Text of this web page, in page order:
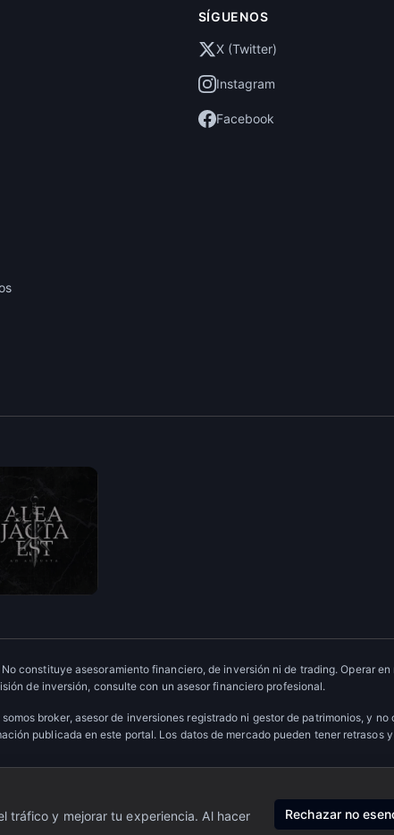
SÍGUENOS
X (Twitter)
Instagram
Facebook
constituye asesoramiento financiero, de inversión ni de trading. Operar
de inversión, consulte con un asesor financiero profesional.
broker, asesor de inversiones registrado ni gestor de patrimonios, y
publicada en este portal. Los datos de mercado pueden tener retrasos
tráfico y mejorar tu experiencia. Al hacer
Rechazar no